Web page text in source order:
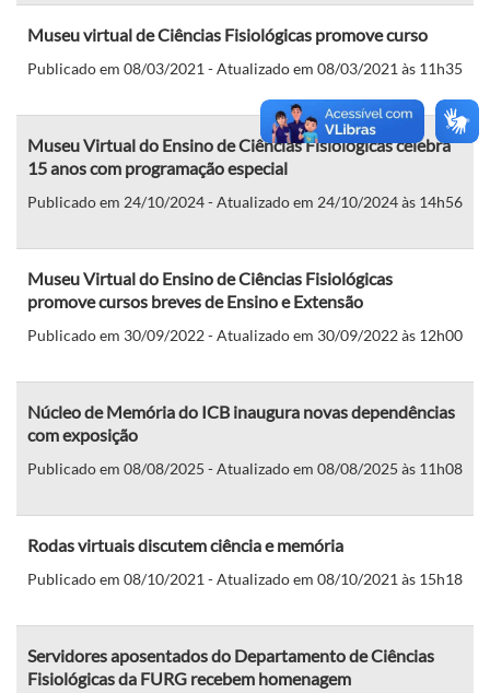
Museu virtual de Ciências Fisiológicas promove curso
Publicado em 08/03/2021 - Atualizado em 08/03/2021 às 11h35
Museu Virtual do Ensino de Ciências Fisiológicas celebra
15 anos com programação especial
Publicado em 24/10/2024 - Atualizado em 24/10/2024 às 14h56
Museu Virtual do Ensino de Ciências Fisiológicas
promove cursos breves de Ensino e Extensão
Publicado em 30/09/2022 - Atualizado em 30/09/2022 às 12h00
Núcleo de Memória do ICB inaugura novas dependências
com exposição
Publicado em 08/08/2025 - Atualizado em 08/08/2025 às 11h08
Rodas virtuais discutem ciência e memória
Publicado em 08/10/2021 - Atualizado em 08/10/2021 às 15h18
Servidores aposentados do Departamento de Ciências
Fisiológicas da FURG recebem homenagem